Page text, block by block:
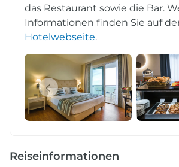
das Restaurant sowie die Bar.
Informationen finden Sie auf
Hotelwebseite.
Reiseinformationen